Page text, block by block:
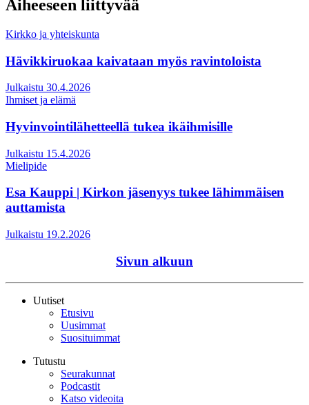
Aiheeseen liittyvää
Kirkko ja yhteiskunta
Hävikkiruokaa kaivataan myös ravintoloista
Julkaistu 30.4.2026
Ihmiset ja elämä
Hyvinvointilähetteellä tukea ikäihmisille
Julkaistu 15.4.2026
Mielipide
Esa Kauppi | Kirkon jäsenyys tukee lähimmäisen
auttamista
Julkaistu 19.2.2026
Sivun alkuun
Uutiset
Etusivu
Uusimmat
Suosituimmat
Tutustu
Seurakunnat
Podcastit
Katso videoita